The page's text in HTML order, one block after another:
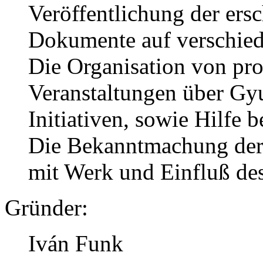
Veröffentlichung der
Dokumente auf
Die Organisation von
Veranstaltungen über
Initiativen, sowie Hilfe
Die Bekanntmachung
mit Werk und Einfluß
Gründer:
Iván Funk